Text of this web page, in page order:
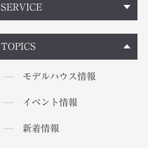
TOPICS
モデルハウス情報
イベント情報
新着情報
SERVICE